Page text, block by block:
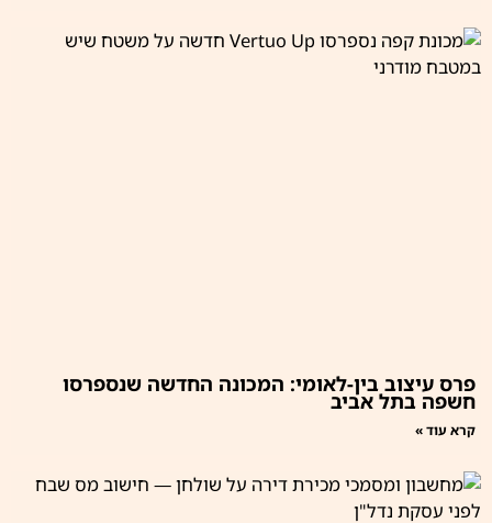
פרס עיצוב בין-לאומי: המכונה החדשה שנספרסו
חשפה בתל אביב
קרא עוד »